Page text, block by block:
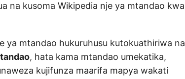
na kusoma Wikipedia nje ya mtandao kwa
ya mtandao hukuruhusu kutokuathiriwa na
, hata kama mtandao umekatika,
kujifunza maarifa mapya wakati